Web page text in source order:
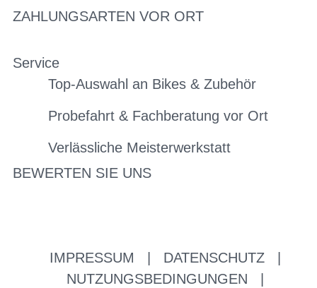
ZAHLUNGSARTEN VOR ORT
Service
Top-Auswahl an Bikes & Zubehör
Probefahrt & Fachberatung vor Ort
Verlässliche Meisterwerkstatt
BEWERTEN SIE UNS
IMPRESSUM DATENSCHUTZ
NUTZUNGSBEDINGUNGEN